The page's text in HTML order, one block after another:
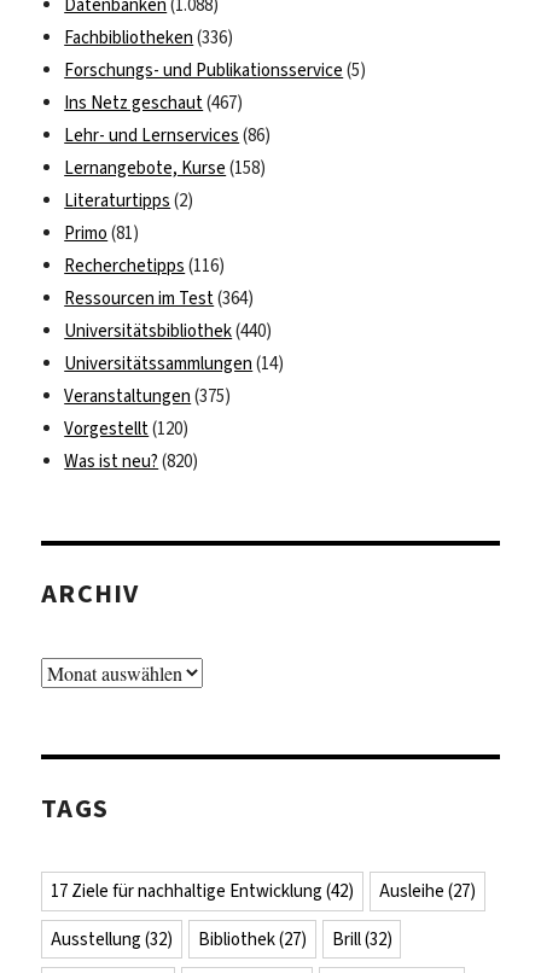
Fachbibliotheken (336)
Forschungs- und Publikationsservice (5)
Ins Netz geschaut(467)
Lehr- und Lernservices (86)
Lernangebote, Kurse (158)
Literaturtipps (2)
Primo (81)
Recherchetipps (116)
Ressourcen im Test(364)
Universitätsbibliothek(440)
Universitätssammlungen (14)
Veranstaltungen (375)
Vorgestellt(120)
Was ist neu? (820)
ARCHIV
Archiv
TAGS
17 Ziele für nachhaltige Entwicklung (42) Ausleihe (27)
Ausstellung (32) Bibliothek(27) Brill(32)